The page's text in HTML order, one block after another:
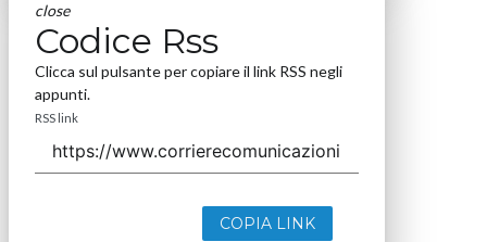
close
Codice Rss
Clicca sul pulsante per copiare il link RSS negli
appunti.
RSS link
COPIA LINK